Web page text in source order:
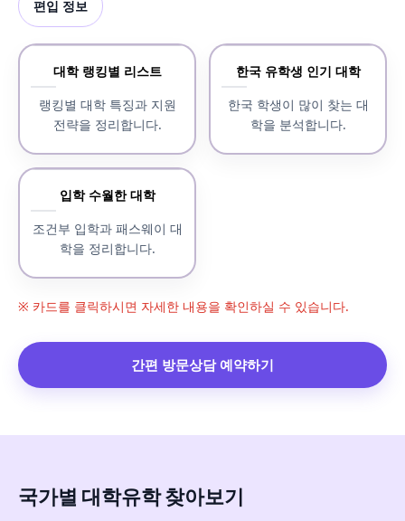
편입 정보
대학 랭킹별 리스트
랭킹별 대학 특징과 지원
전략을 정리합니다.
한국 유학생 인기 대학
한국 학생이 많이 찾는 대
학을 분석합니다.
입학 수월한 대학
조건부 입학과 패스웨이 대
학을 정리합니다.
※ 카드를 클릭하시면 자세한 내용을 확인하실 수 있습니다.
간편 방문상담 예약하기
국가별 대학유학 찾아보기